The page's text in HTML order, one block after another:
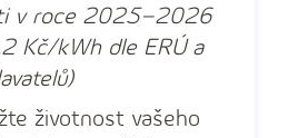
v roce 2025–2026
Kč/kWh dle ERÚ a
životnost vašeho